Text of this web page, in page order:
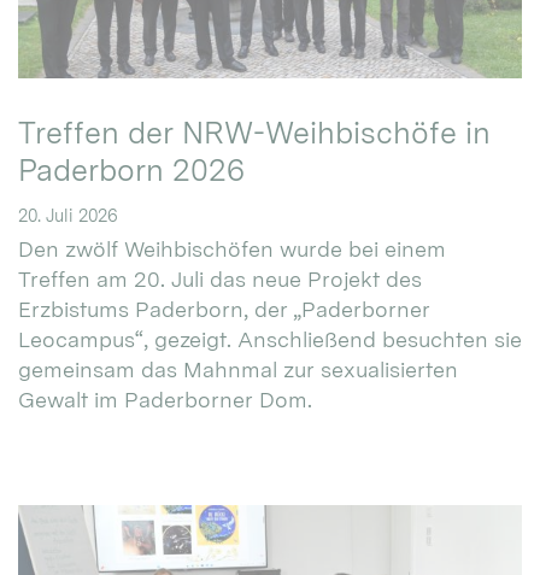
Treffen der NRW-Weihbischöfe in
Paderborn 2026
20. Juli 2026
Den zwölf Weihbischöfen wurde bei einem
Treffen am 20. Juli das neue Projekt des
Erzbistums Paderborn, der „Paderborner
Leocampus“, gezeigt. Anschließend besuchten sie
gemeinsam das Mahnmal zur sexualisierten
Gewalt im Paderborner Dom.